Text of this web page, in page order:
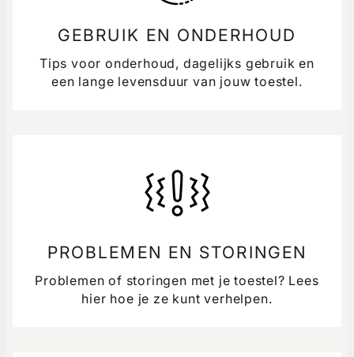
GEBRUIK EN ONDERHOUD
Tips voor onderhoud, dagelijks gebruik en
een lange levensduur van jouw toestel.
PROBLEMEN EN STORINGEN
Problemen of storingen met je toestel? Lees
hier hoe je ze kunt verhelpen.